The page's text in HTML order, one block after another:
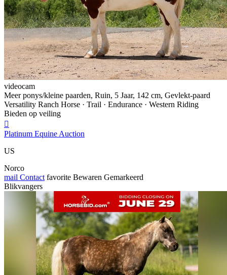
videocam
Meer ponys/kleine paarden, Ruin, 5 Jaar, 142 cm, Gevlekt-paard
Versatility Ranch Horse · Trail · Endurance · Western Riding
Bieden op veiling

Platinum Equine Auction
US
Norco
mail Contact favorite Bewaren Gemarkeerd
Blikvangers